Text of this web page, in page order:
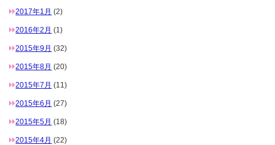
2017年1月 (2)
2016年2月 (1)
2015年9月 (32)
2015年8月 (20)
2015年7月 (11)
2015年6月 (27)
2015年5月 (18)
2015年4月 (22)